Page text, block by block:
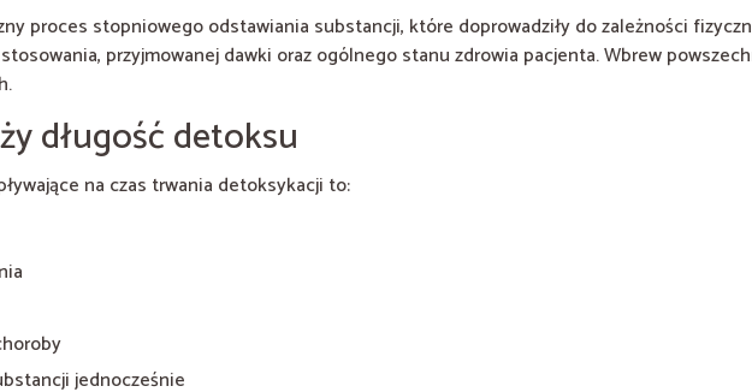
proces stopniowego odstawiania substancji, które doprowadziły do zależności
przyjmowanej dawki oraz ogólnego stanu zdrowia pacjenta. Wbrew
długość detoksu
na czas trwania detoksykacji to:
jednocześnie